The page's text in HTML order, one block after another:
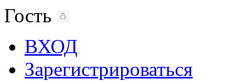
Гость
ВХОД
Зарегистрироваться